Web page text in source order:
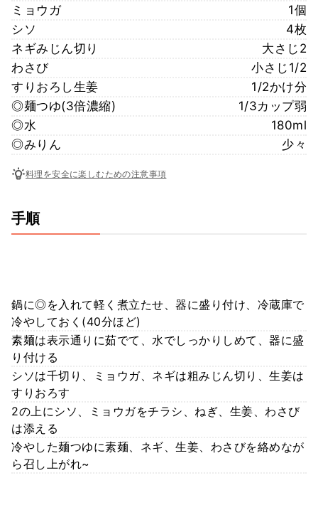
ミョウガ
1個
シソ
4枚
ネギみじん切り
大さじ2
わさび
小さじ1/2
すりおろし生姜
1/2かけ分
◎麺つゆ(3倍濃縮)
1/3カップ弱
◎水
180ml
◎みりん
少々
料理を安全に楽しむための注意事項
手順
鍋に◎を入れて軽く煮立たせ、器に盛り付け、冷蔵庫で
冷やしておく(40分ほど)
素麺は表示通りに茹でて、水でしっかりしめて、器に盛
り付ける
シソは千切り、ミョウガ、ネギは粗みじん切り、生姜は
すりおろす
2の上にシソ、ミョウガをチラシ、ねぎ、生姜、わさび
は添える
冷やした麺つゆに素麺、ネギ、生姜、わさびを絡めなが
ら召し上がれ~